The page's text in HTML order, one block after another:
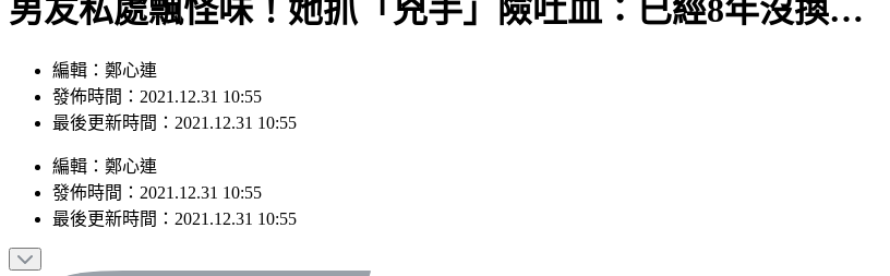
男友私處飄怪味！她抓「兇手」險吐血：已經8年沒換…
編輯：鄭心連
發佈時間：2021.12.31 10:55
最後更新時間：2021.12.31 10:55
編輯 ： 鄭心連
發佈時間： 2021.12.31 10:55
最後更新時間： 2021.12.31 10:55